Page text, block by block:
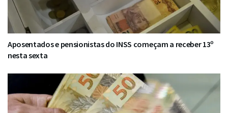
Aposentados e pensionistas do INSS começam a receber 13º
nesta sexta